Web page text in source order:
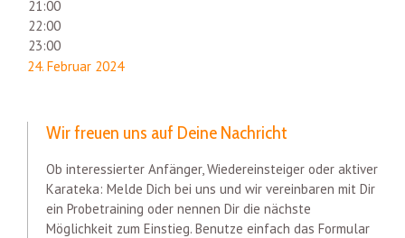
21:00
22:00
23:00
24. Februar 2024
Wir freuen uns auf Deine Nachricht
Ob interessierter Anfänger, Wiedereinsteiger oder aktiver
Karateka: Melde Dich bei uns und wir vereinbaren mit Dir
ein Probetraining oder nennen Dir die nächste
Möglichkeit zum Einstieg. Benutze einfach das Formular